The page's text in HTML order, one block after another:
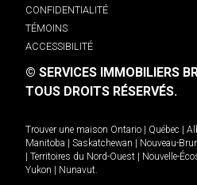
CONFIDENTIALITÉ
TÉMOINS
ACCESSIBILITÉ
© SERVICES IMMOBILIERS
TOUS DROITS RÉSERVÉS.
Trouver une maison Ontario Québec
Manitoba
Saskatchewan Nouveau-
Territoires du Nord-Ouest Nouvelle-
Yukon
Nunavut.